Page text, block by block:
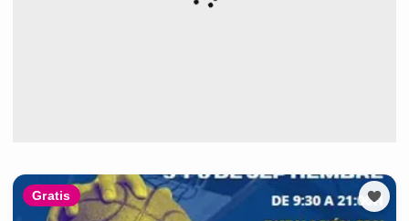
Gratis